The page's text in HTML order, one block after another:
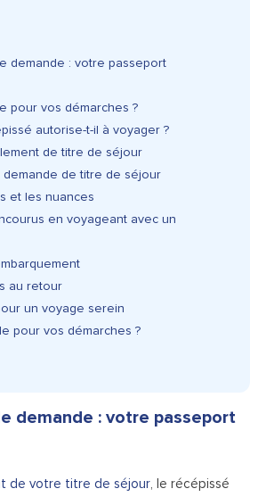
demande : votre passeport
pour vos démarches ?
autorise-t-il à voyager ?
de titre de séjour
demande de titre de séjour
et les nuances
en voyageant avec un
au retour
un voyage serein
pour vos démarches ?
demande : votre passeport
de votre titre de séjour, le récépissé